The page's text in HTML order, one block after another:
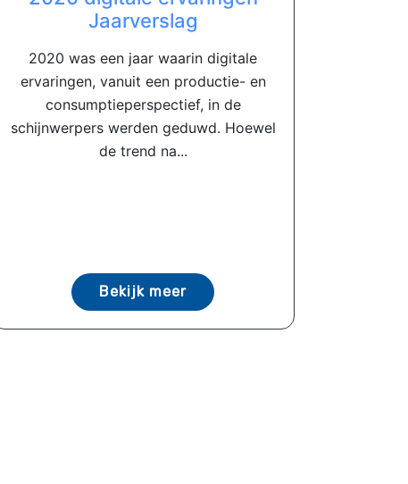
Jaarverslag
2020 was een jaar waarin digitale
ervaringen, vanuit een productie- en
consumptieperspectief, in de
schijnwerpers werden geduwd. Hoewel
de trend na...
Bekijk meer